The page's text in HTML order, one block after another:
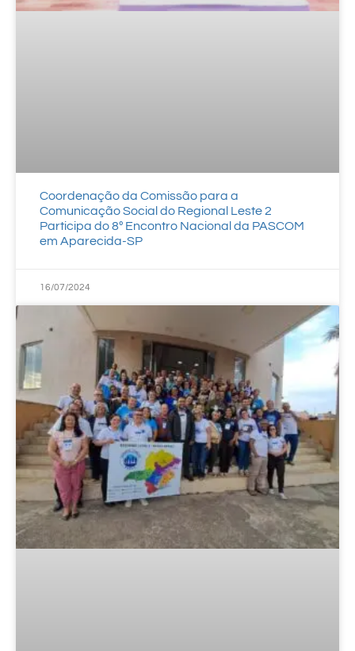
Coordenação da Comissão para a
Comunicação Social do Regional Leste 2
Participa do 8º Encontro Nacional da PASCOM
em Aparecida-SP
16/07/2024